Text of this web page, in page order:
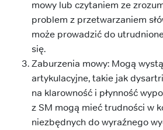
mowy lub czytaniem ze
problem z przetwarzaniem
może prowadzić do
się.
Zaburzenia mowy: Mogą
artykulacyjne, takie jak
na klarowność i płynność
z SM mogą mieć trudności w
niezbędnych do wyraźnego